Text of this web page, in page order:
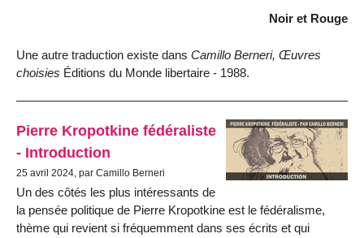
Noir et Rouge
Une autre traduction existe dans Camillo Berneri, Œuvres
choisies Éditions du Monde libertaire - 1988.
Pierre Kropotkine fédéraliste
- Introduction
25 avril 2024, par Camillo Berneri
Un des côtés les plus intéressants de
la pensée politique de Pierre Kropotkine est le fédéralisme,
thème qui revient si fréquemment dans ses écrits et qui